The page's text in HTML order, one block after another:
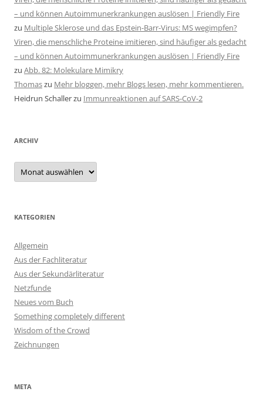
– und können Autoimmunerkrankungen auslösen | Friendly Fire
zu Multiple Sklerose und das Epstein-Barr-Virus: MS wegimpfen?
Viren, die menschliche Proteine imitieren, sind häufiger als gedacht
– und können Autoimmunerkrankungen auslösen | Friendly Fire
zu Abb. 82: Molekulare Mimikry
Thomaszu Mehr bloggen, mehr Blogs lesen, mehr kommentieren.
Heidrun Schallerzu Immunreaktionen auf SARS-CoV-2
ARCHIV
Archiv
KATEGORIEN
Allgemein
Aus der Fachliteratur
Aus der Sekundärliteratur
Netzfunde
Neues vom Buch
Something completely different
Wisdom of the Crowd
Zeichnungen
META